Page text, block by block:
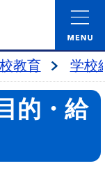
教育 学校
的・給